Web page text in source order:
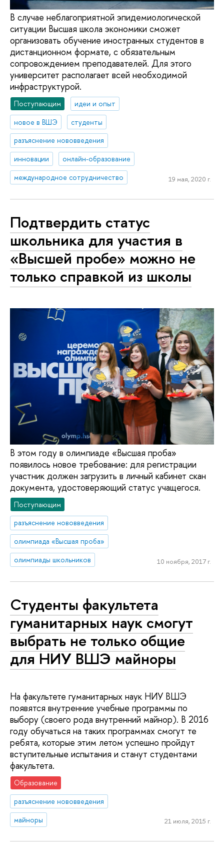
В случае неблагоприятной эпидемиологической
ситуации Высшая школа экономики сможет
организовать обучение иностранных студентов в
дистанционном формате, с обязательным
сопровождением преподавателей. Для этого
университет располагает всей необходимой
инфраструктурой.
Поступающим
идеи и опыт
новое в ВШЭ
студенты
разъяснение нововведения
инновации
онлайн-образование
международное сотрудничество
19 мая, 2020 г.
Подтвердить статус
школьника для участия в
«Высшей пробе» можно не
только справкой из школы
В этом году в олимпиаде «Высшая проба»
появилось новое требование: для регистрации
участник должен загрузить в личный кабинет скан
документа, удостоверяющий статус учащегося.
Поступающим
разъяснение нововведения
олимпиада «Высшая проба»
олимпиады школьников
10 ноября, 2017 г.
Студенты факультета
гуманитарных наук смогут
выбрать не только общие
для НИУ ВШЭ майноры
На факультете гуманитарных наук НИУ ВШЭ
появятся внутренние учебные программы по
выбору (своего рода внутренний майнор). В 2016
году обучаться на таких программах смогут те
ребята, которые этим летом успешно пройдут
вступительные испытания и станут студентами
факультета.
Образование
разъяснение нововведения
майноры
21 июля, 2015 г.